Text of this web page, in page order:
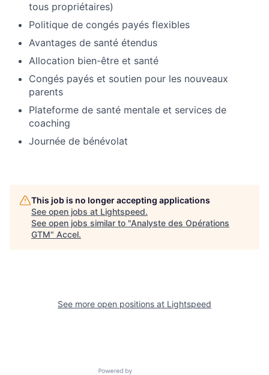
tous propriétaires)
Politique de congés payés flexibles
Avantages de santé étendus
Allocation bien-être et santé
Congés payés et soutien pour les nouveaux
parents
Plateforme de santé mentale et services de
coaching
Journée de bénévolat
This job is no longer accepting applications
See open jobs at Lightspeed.
See open jobs similar to "Analyste des Opérations
GTM" Accel.
See more open positions at Lightspeed